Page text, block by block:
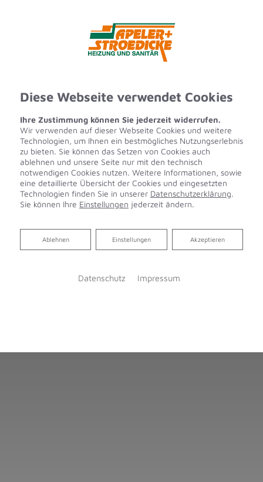
Diese Webseite verwendet Cookies
Ihre Zustimmung können Sie jederzeit widerrufen.
Wir verwenden auf dieser Webseite Cookies und weitere
Technologien, um Ihnen ein bestmögliches Nutzungserlebnis
zu bieten. Sie können das Setzen von Cookies auch
ablehnen und unsere Seite nur mit den technisch
notwendigen Cookies nutzen. Weitere Informationen, sowie
eine detaillierte Übersicht der Cookies und eingesetzten
Technologien finden Sie in unserer Datenschutzerklärung.
Sie können Ihre Einstellungen jederzeit ändern.
Akzeptieren
Einstellungen
Ablehnen
Ablehnen
Datenschutz Impressum